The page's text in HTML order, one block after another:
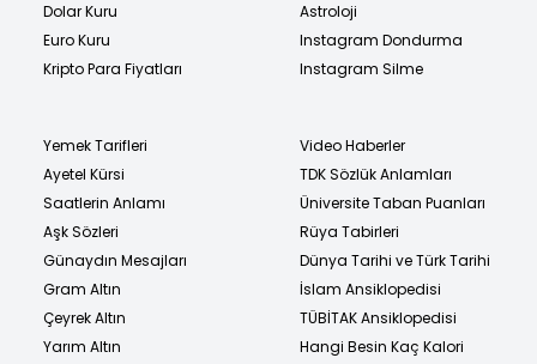
Dolar Kuru
Euro Kuru
Kripto Para Fiyatları
Astroloji
Instagram Dondurma
Instagram Silme
Yemek Tarifleri
Ayetel Kürsi
Saatlerin Anlamı
Aşk Sözleri
Günaydın Mesajları
Gram Altın
Çeyrek Altın
Yarım Altın
Video Haberler
TDK Sözlük Anlamları
Üniversite Taban Puanları
Rüya Tabirleri
Dünya Tarihi ve Türk Tarihi
İslam Ansiklopedisi
TÜBİTAK Ansiklopedisi
Hangi Besin Kaç Kalori